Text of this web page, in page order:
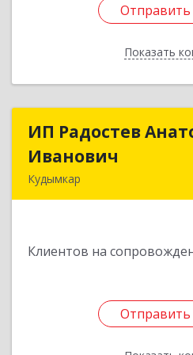
Отправить
Показать
Отправить
Назад
ИП Радостев
Иванович
Кудымкар
Клиентов на
Отправить
ИП
Отправить